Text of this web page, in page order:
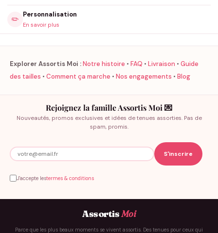
✏️
Personnalisation
En savoir plus
Explorer Assortis Moi :Notre histoire • FAQ • Livraison • Guide
des tailles • Comment ça marche • Nos engagements • Blog
Rejoignez la famille Assortis Moi 💌
Nouveautés, promos exclusives et idées de tenues assorties. Pas de
spam, promis.
J'accepte lestermes & conditions
AssortisMoi
Parce que les plus beaux moments se vivent assortis. Des tenues pour ceux qui